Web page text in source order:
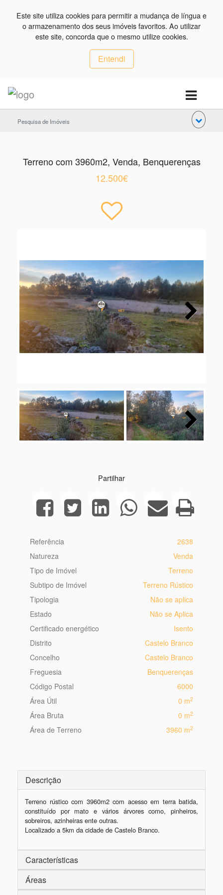
Este site utiliza cookies para permitir a mudança de língua e
o armazenamento dos seus imóveis favoritos. Ao utilizar
este site, concorda que o mesmo utilize cookies.
Entendi
Pesquisa de Imóveis
Terreno com 3960m2, Venda, Benquerenças
12.500€
Next
Next
Partilhar
Referência
2638
Natureza
Venda
Tipo de Imóvel
Terreno
Subtipo de Imóvel
Terreno Rústico
Tipologia
Não se aplica
Estado
Não se Aplica
Certificado energético
Isento
Distrito
Castelo Branco
Concelho
Castelo Branco
Freguesia
Benquerenças
Código Postal
6000
Área Útil
0 m2
Área Bruta 0 m2
Área de Terreno 3960 m2
Descrição
Terreno rústico com 3960m2 com acesso em terra batida,
constituído por mato e vários árvores como, pinheiros,
sobreiros, azinheiras ente outras.
Localizado a 5km da cidade de Castelo Branco.
Características
Áreas